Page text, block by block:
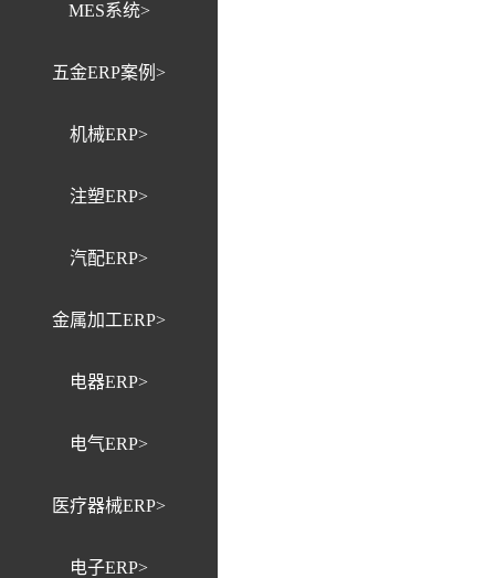
MES系统>
五金ERP案例>
机械ERP>
注塑ERP>
汽配ERP>
金属加工ERP>
电器ERP>
电气ERP>
医疗器械ERP>
电子ERP>